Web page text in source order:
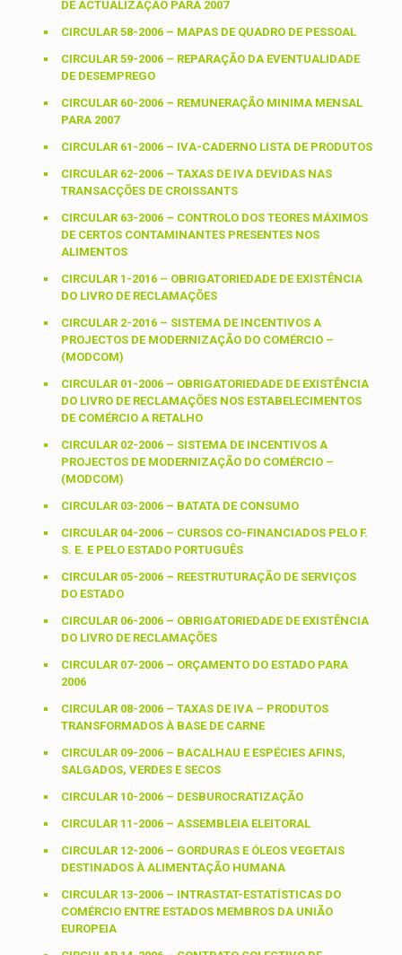
DE ACTUALIZAÇÃO PARA 2007
CIRCULAR 58-2006 – MAPAS DE QUADRO DE PESSOAL
CIRCULAR 59-2006 – REPARAÇÃO DA EVENTUALIDADE
DE DESEMPREGO
CIRCULAR 60-2006 – REMUNERAÇÃO MINIMA MENSAL
PARA 2007
CIRCULAR 61-2006 – IVA-CADERNO LISTA DE PRODUTOS
CIRCULAR 62-2006 – TAXAS DE IVA DEVIDAS NAS
TRANSACÇÕES DE CROISSANTS
CIRCULAR 63-2006 – CONTROLO DOS TEORES MÁXIMOS
DE CERTOS CONTAMINANTES PRESENTES NOS
ALIMENTOS
CIRCULAR 1-2016 – OBRIGATORIEDADE DE EXISTÊNCIA
DO LIVRO DE RECLAMAÇÕES
CIRCULAR 2-2016 – SISTEMA DE INCENTIVOS A
PROJECTOS DE MODERNIZAÇÃO DO COMÉRCIO –
(MODCOM)
CIRCULAR 01-2006 – OBRIGATORIEDADE DE EXISTÊNCIA
DO LIVRO DE RECLAMAÇÕES NOS ESTABELECIMENTOS
DE COMÉRCIO A RETALHO
CIRCULAR 02-2006 – SISTEMA DE INCENTIVOS A
PROJECTOS DE MODERNIZAÇÃO DO COMÉRCIO –
(MODCOM)
CIRCULAR 03-2006 – BATATA DE CONSUMO
CIRCULAR 04-2006 – CURSOS CO-FINANCIADOS PELO F.
S. E. E PELO ESTADO PORTUGUÊS
CIRCULAR 05-2006 – REESTRUTURAÇÃO DE SERVIÇOS
DO ESTADO
CIRCULAR 06-2006 – OBRIGATORIEDADE DE EXISTÊNCIA
DO LIVRO DE RECLAMAÇÕES
CIRCULAR 07-2006 – ORÇAMENTO DO ESTADO PARA
2006
CIRCULAR 08-2006 – TAXAS DE IVA – PRODUTOS
TRANSFORMADOS À BASE DE CARNE
CIRCULAR 09-2006 – BACALHAU E ESPÉCIES AFINS,
SALGADOS, VERDES E SECOS
CIRCULAR 10-2006 – DESBUROCRATIZAÇÃO
CIRCULAR 11-2006 – ASSEMBLEIA ELEITORAL
CIRCULAR 12-2006 – GORDURAS E ÓLEOS VEGETAIS
DESTINADOS À ALIMENTAÇÃO HUMANA
CIRCULAR 13-2006 – INTRASTAT-ESTATÍSTICAS DO
COMÉRCIO ENTRE ESTADOS MEMBROS DA UNIÃO
EUROPEIA